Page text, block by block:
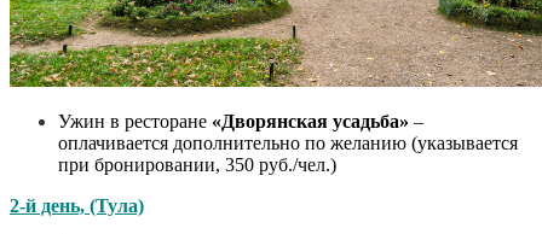
Ужин в ресторане «Дворянская усадьба» –
оплачивается дополнительно по желанию (указывается
при бронировании, 350 руб./чел.)
2-й день, (Тула)